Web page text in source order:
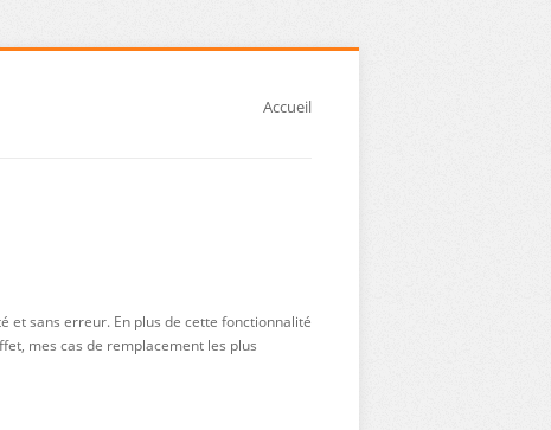
Accueil
et sans erreur. En plus de cette fonctionnalité
mes cas de remplacement les plus